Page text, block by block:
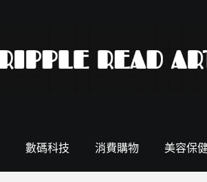
數碼科技 消費購物 美容保